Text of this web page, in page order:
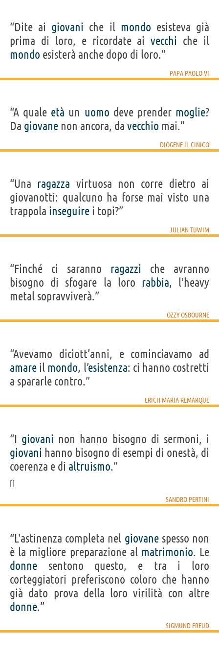
“Dite ai giovani che il mondo esisteva già
prima di loro, e ricordate aivecchi che il
mondo esisterà anche dopo di loro.”
PAPA PAOLO VI
“A quale età un uomo deve prender moglie?
Da giovane non ancora, da vecchio mai.”
DIOGENE IL CINICO
“Una ragazza virtuosa non corre dietro ai
giovanotti: qualcuno ha forse mai visto una
trappola inseguire i topi?”
JULIAN TUWIM
“Finché ci saranno ragazzi che avranno
bisogno di sfogare la loro rabbia, l'heavy
metal sopravviverà.”
OZZY OSBOURNE
“Avevamo diciott’anni, e cominciavamo ad
amare il mondo, l’esistenza: ci hanno costretti
a spararle contro.”
ERICH MARIA REMARQUE
“I giovani non hanno bisogno di sermoni, i
giovani hanno bisogno di esempi di onestà, di
coerenza e di altruismo.”
SANDRO PERTINI
“L'astinenza completa nel giovanespesso non
è la migliore preparazione al matrimonio. Le
donne sentono questo, e tra i loro
corteggiatori preferiscono coloro che hanno
già dato prova della loro virilità con altre
donne.”
SIGMUND FREUD